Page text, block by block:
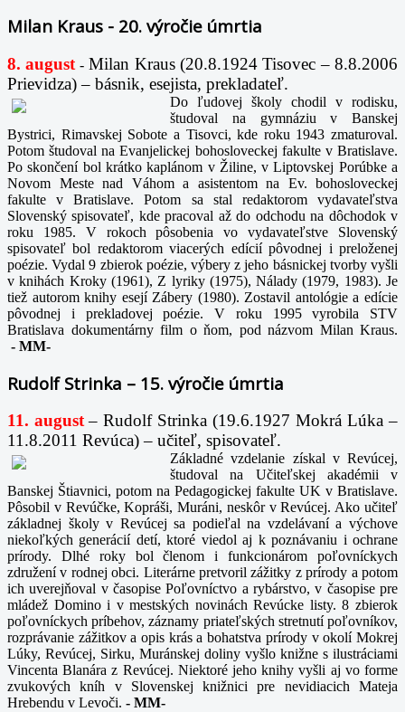
Milan Kraus - 20. výročie úmrtia
8. august -Milan Kraus (20.8.1924 Tisovec – 8.8.2006
Prievidza) – básnik, esejista, prekladateľ.
Do ľudovej školy chodil v rodisku,
študoval na gymnáziu v Banskej
Bystrici, Rimavskej Sobote a Tisovci, kde roku 1943 zmaturoval.
Potom študoval na Evanjelickej bohosloveckej fakulte v Bratislave.
Po skončení bol krátko kaplánom v Žiline, v Liptovskej Porúbke a
Novom Meste nad Váhom a asistentom na Ev. bohosloveckej
fakulte v Bratislave. Potom sa stal redaktorom vydavateľstva
Slovenský spisovateľ, kde pracoval až do odchodu na dôchodok v
roku 1985. V rokoch pôsobenia vo vydavateľstve Slovenský
spisovateľ bol redaktorom viacerých edícií pôvodnej i preloženej
poézie. Vydal 9 zbierok poézie, výbery z jeho básnickej tvorby vyšli
v knihách Kroky (1961), Z lyriky (1975), Nálady (1979, 1983). Je
tiež autorom knihy esejí Zábery (1980). Zostavil antológie a edície
pôvodnej i prekladovej poézie. V roku 1995 vyrobila STV
Bratislava dokumentárny film o ňom, pod názvom Milan Kraus.
- MM-
Rudolf Strinka – 15. výročie úmrtia
11. august – Rudolf Strinka (19.6.1927 Mokrá Lúka –
11.8.2011 Revúca) – učiteľ, spisovateľ.
Základné vzdelanie získal v Revúcej,
študoval na Učiteľskej akadémii v
Banskej Štiavnici, potom na Pedagogickej fakulte UK v Bratislave.
Pôsobil v Revúčke, Kopráši, Muráni, neskôr v Revúcej. Ako učiteľ
základnej školy v Revúcej sa podieľal na vzdelávaní a výchove
niekoľkých generácií detí, ktoré viedol aj k poznávaniu i ochrane
prírody. Dlhé roky bol členom i funkcionárom poľovníckych
združení v rodnej obci. Literárne pretvoril zážitky z prírody a potom
ich uverejňoval v časopise Poľovníctvo a rybárstvo, v časopise pre
mládež Domino i v mestských novinách Revúcke listy. 8 zbierok
poľovníckych príbehov, záznamy priateľských stretnutí poľovníkov,
rozprávanie zážitkov a opis krás a bohatstva prírody v okolí Mokrej
Lúky, Revúcej, Sirku, Muránskej doliny vyšlo knižne s ilustráciami
Vincenta Blanára z Revúcej. Niektoré jeho knihy vyšli aj vo forme
zvukových kníh v Slovenskej knižnici pre nevidiacich Mateja
Hrebendu v Levoči. - MM-